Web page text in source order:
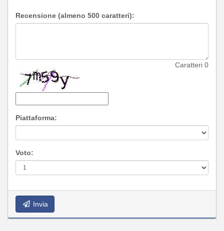
Recensione (almeno 500 caratteri):
Caratteri 0
Piattaforma:
Voto:
Invia